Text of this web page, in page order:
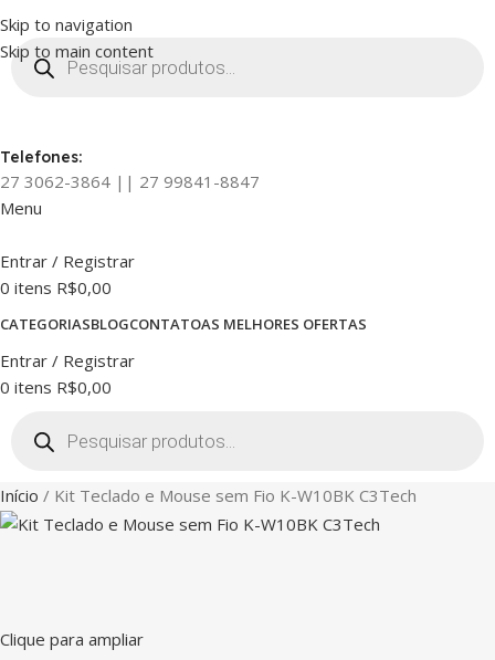
Skip to navigation
Skip to main content
Telefones:
27 3062-3864 || 27 99841-8847
Menu
Entrar / Registrar
0 itens R$0,00
CATEGORIASBLOGCONTATOAS MELHORES OFERTAS
Entrar / Registrar
0 itens R$0,00
Início Kit Teclado e Mouse sem Fio K-W10BK C3Tech
Clique para ampliar